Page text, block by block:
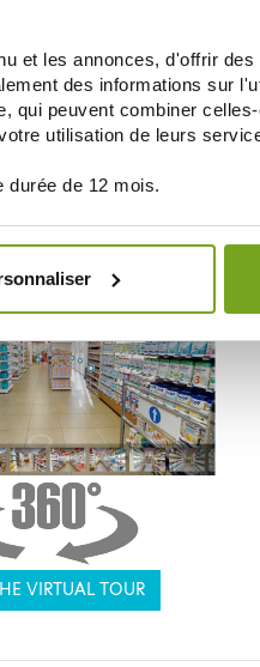
et les annonces, d'offrir
des informations sur
qui peuvent combiner
utilisation de leurs
durée de 12 mois.
à la newsletter
ONLINE DRUGSTORE
PARAPHARMACIE
VIRTUAL TOUR